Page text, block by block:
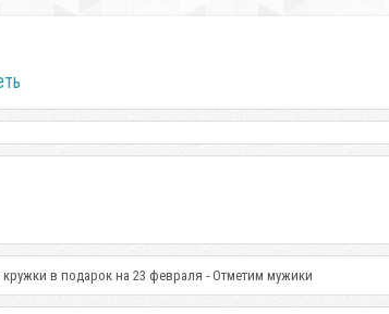
в подарок на 23 февраля - Отметим мужики